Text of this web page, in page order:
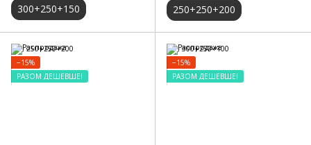
300+250+150 250+250+200
−15%
РАЗОМ ДЕШЕВШЕ!
−15%
РАЗОМ ДЕШЕВШЕ!